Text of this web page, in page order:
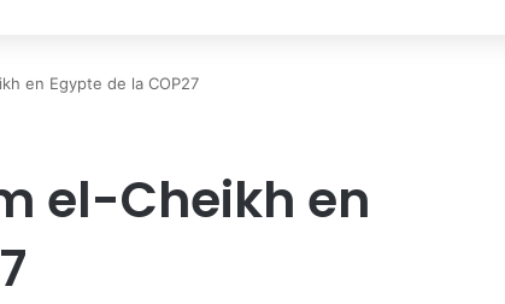
en Egypte de la COP27
el-Cheikh en